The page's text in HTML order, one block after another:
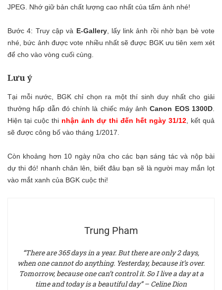
JPEG. Nhớ giữ bản chất lượng cao nhất của tấm ảnh nhé!
Bước 4: Truy cập và E-Gallery, lấy link ảnh rồi nhờ bạn bè vote
nhé, bức ảnh được vote nhiều nhất sẽ được BGK ưu tiên xem xét
để cho vào vòng cuối cùng.
Lưu ý
Tại mỗi nước, BGK chỉ chọn ra một thí sinh duy nhất cho giải
thưởng hấp dẫn đó chính là chiếc máy ảnhCanon EOS 1300D
Hiện tại cuộc thi nhận ảnh dự thi đến hết ngày 31/12, kết quả
sẽ được công bố vào tháng 1/2017.
Còn khoảng hơn 10 ngày nữa cho các bạn sáng tác và nộp bài
dự thi đó! nhanh chân lên, biết đâu bạn sẽ là người may mắn lọt
vào mắt xanh của BGK cuộc thi!
Trung Pham
“There are 365 days in a year. But there are only 2 days,
when one cannot do anything. Yesterday, because it’s over.
Tomorrow, because one can’t control it. So I live a day at a
time and today is a beautiful day” – Celine Dion